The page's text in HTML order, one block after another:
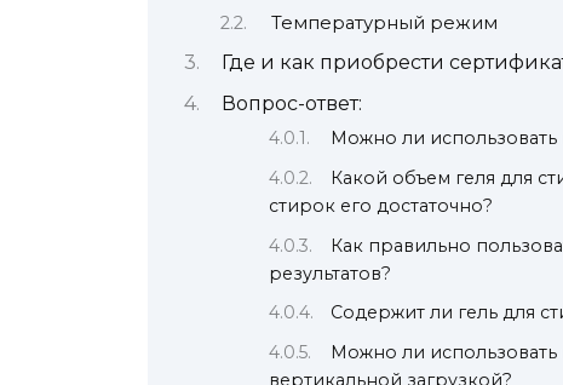
Температурный режим
Где и как приобрести
Вопрос-ответ:
Можно ли использовать
Какой объем геля для
стирок его достаточно?
Как правильно
результатов?
Содержит ли гель для
Можно ли использовать
вертикальной загрузкой?